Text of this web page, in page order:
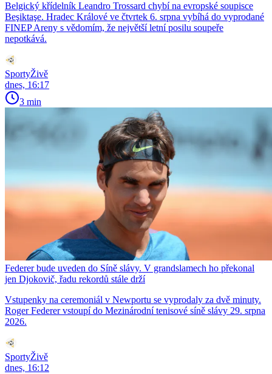
Belgický křídelník Leandro Trossard chybí na evropské soupisce
Beşiktaşe. Hradec Králové ve čtvrtek 6. srpna vybíhá do vyprodané
FINEP Areny s vědomím, že největší letní posilu soupeře
nepotkává.
SportyŽivě
dnes, 16:17
3 min
Federer bude uveden do Síně slávy. V grandslamech ho překonal
jen Djokovič, řadu rekordů stále drží
Vstupenky na ceremoniál v Newportu se vyprodaly za dvě minuty.
Roger Federer vstoupí do Mezinárodní tenisové síně slávy 29. srpna
2026.
SportyŽivě
dnes, 16:12